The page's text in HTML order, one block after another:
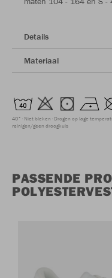
Details
Materiaal
40° Niet bleken Drogen op lage
reinigen/geen droogkuis
PASSENDE